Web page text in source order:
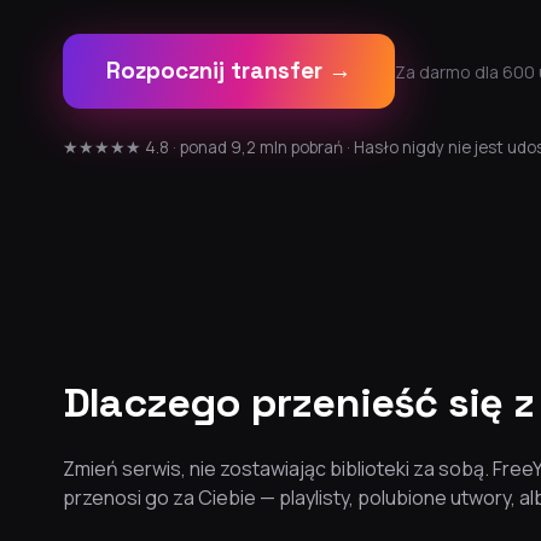
Rozpocznij transfer → Za darmo dla
★★★★★ 4.8 · ponad 9,2 mln pobrań · Hasło nigdy nie jest
Dlaczego przenieść się
Zmień serwis, nie zostawiając biblioteki za sobą.
przenosi go za Ciebie — playlisty, polubione utwory,